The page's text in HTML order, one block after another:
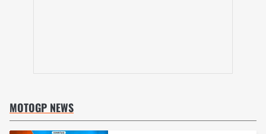
MOTOGP NEWS